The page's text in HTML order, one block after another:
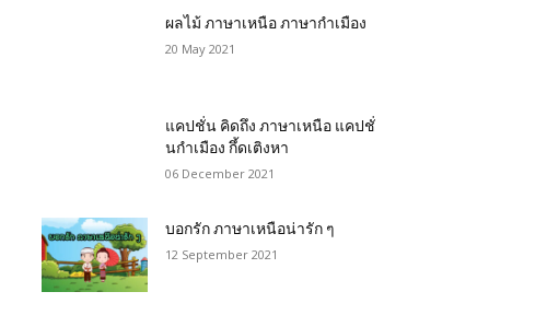
ผลไม้ ภาษาเหนือ ภาษากำเมือง
20 May 2021
แคปชั่น คิดถึง ภาษาเหนือ แคปชั่
นกำเมือง กึ้ดเติงหา
06 December 2021
บอกรัก ภาษาเหนือน่ารัก ๆ
12 September 2021